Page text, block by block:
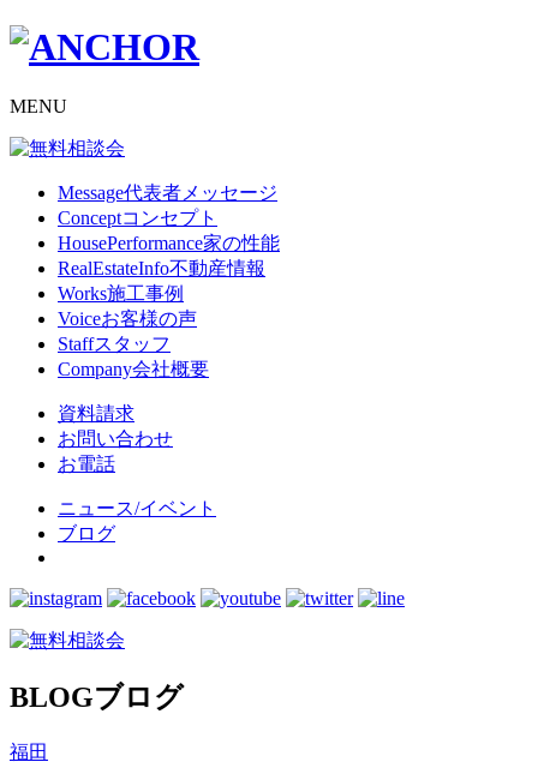
MENU
Message代表者メッセージ
Conceptコンセプト
HousePerformance家の性能
RealEstateInfo不動産情報
Works施工事例
Voiceお客様の声
Staffスタッフ
Company会社概要
資料請求
お問い合わせ
お電話
ニュース/イベント
ブログ
BLOGブログ
福田